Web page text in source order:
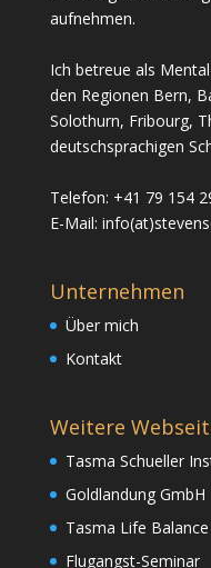
aufnehmen.
Ich betreue als
den Regionen Bern,
Solothurn, Fribourg,
deutschsprachigen
Telefon: +41 79 154
E-Mail:
Unternehmen
Über mich
Kontakt
Weitere
Tasma Schueller
Goldlandung
Tasma Life Balance
Flugangst-Seminar